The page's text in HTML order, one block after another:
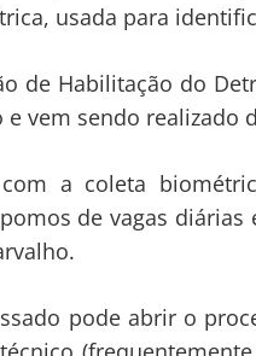
usada para
de Habilitação do
vem sendo realizado
a coleta
de vagas
pode abrir o